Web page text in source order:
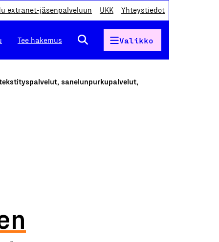
extranet-jäsenpalveluun UKK Yhteystiedot
Tee hakemus Valikko
sanelunpurkupalvelut,